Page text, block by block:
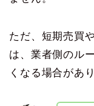
ただ、短期売買
は、業者側のル
くなる場合があ